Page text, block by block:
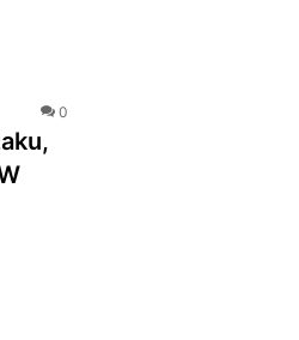
0